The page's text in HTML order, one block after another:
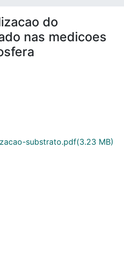
do
nas medicoes
substrato.pdf(3.23 MB)